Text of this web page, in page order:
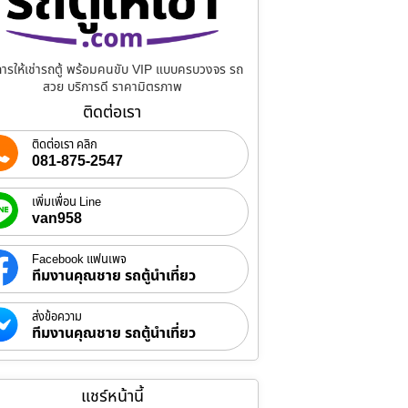
รให้เช่ารถตู้ พร้อมคนขับ VIP แบบครบวงจร รถ
สวย บริการดี ราคามิตรภาพ
ติดต่อเรา
ติดต่อเรา คลิก
081-875-2547
เพิ่มเพื่อน Line
van958
Facebook แฟนเพจ
ทีมงานคุณชาย รถตู้นำเที่ยว
ส่งข้อความ
ทีมงานคุณชาย รถตู้นำเที่ยว
แชร์หน้านี้